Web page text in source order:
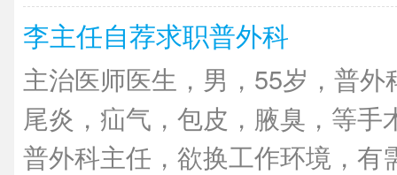
李主任自荐求职普外科
主治医师医生，男，55岁，普
尾炎，疝气，包皮，腋臭，等手
普外科主任，欲换工作环境，有